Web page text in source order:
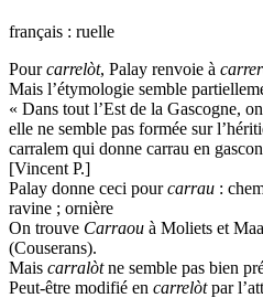
français : ruelle
Pourcarrelòt, Palay renvoie à
Mais l’étymologie semble
« Dans tout l’Est de la Gascogne,
elle ne semble pas formée sur
carralem qui donne carrau en
[Vincent P.]
Palay donne ceci pourcarrau :
ravine ; ornière
On trouve Carraou à Moliets et
(Couserans).
Mais carralòtne semble pas bien
Peut-être modifié en carrelòtpar